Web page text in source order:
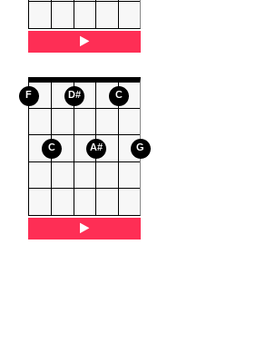
F
C
D#
A#
C
G